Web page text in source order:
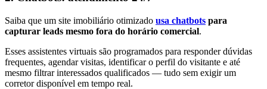
Saiba que um site imobiliário otimizado usa chatbots para
capturar leads mesmo fora do horário comercial.
Esses assistentes virtuais são programados para responder dúvidas
frequentes, agendar visitas, identificar o perfil do visitante e até
mesmo filtrar interessados qualificados — tudo sem exigir um
corretor disponível em tempo real.